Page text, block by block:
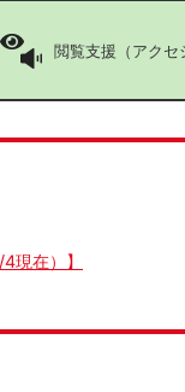
閲覧支援（アクセ
現在）】